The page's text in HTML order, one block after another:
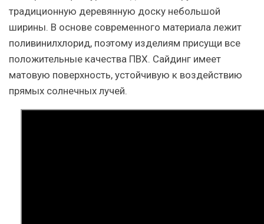
традиционную деревянную доску небольшой
ширины. В основе современного материала лежит
поливинилхлорид, поэтому изделиям присущи все
положительные качества ПВХ. Сайдинг имеет
матовую поверхность, устойчивую к воздействию
прямых солнечных лучей.